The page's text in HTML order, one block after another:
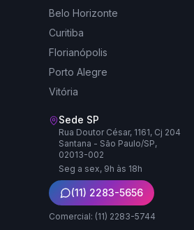
Belo Horizonte
Curitiba
Florianópolis
Porto Alegre
Vitória
Sede SP
Rua Doutor César, 1161, Cj 204
Santana - São Paulo/SP,
02013-002
Seg a sex, 9h às 18h
(11) 2283-5656
Comercial: (11) 2283-5744